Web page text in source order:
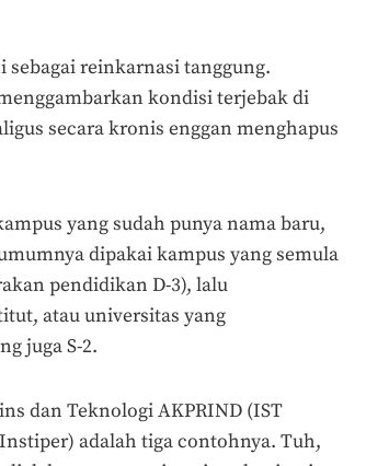
reinkarnasi tanggung.
kondisi terjebak di
secara kronis enggan menghapus
yang sudah punya nama baru,
dipakai kampus yang semula
pendidikan D-3), lalu
atau universitas yang
juga S-2.
dan Teknologi AKPRIND (IST
adalah tiga contohnya. Tuh,